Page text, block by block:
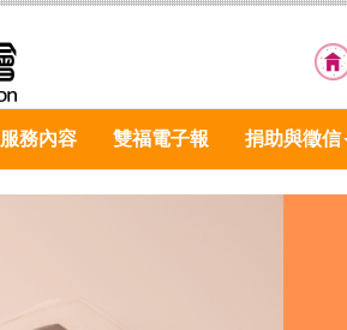
服務內容 雙福電子報 捐助與徵信